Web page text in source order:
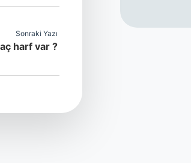
Sonraki Yazı
harf var ?